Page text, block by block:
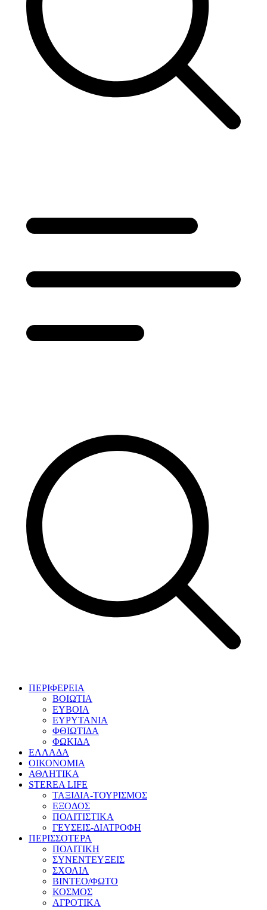
ΠΕΡΙΦΕΡΕΙΑ
ΒΟΙΩΤΙΑ
ΕΥΒΟΙΑ
ΕΥΡΥΤΑΝΙΑ
ΦΘΙΩΤΙΔΑ
ΦΩΚΙΔΑ
ΕΛΛΑΔΑ
ΟΙΚΟΝΟΜΙΑ
ΑΘΛΗΤΙΚΑ
STEREA LIFE
ΤΑΞΙΔΙΑ-ΤΟΥΡΙΣΜΟΣ
ΕΞΟΔΟΣ
ΠΟΛΙΤΙΣΤΙΚΑ
ΓΕΥΣΕΙΣ-ΔΙΑΤΡΟΦΗ
ΠΕΡΙΣΣΟΤΕΡΑ
ΠΟΛΙΤΙΚΗ
ΣΥΝΕΝΤΕΥΞΕΙΣ
ΣΧΟΛΙΑ
ΒΙΝΤΕΟ/ΦΩΤΟ
ΚΟΣΜΟΣ
ΑΓΡΟΤΙΚΑ